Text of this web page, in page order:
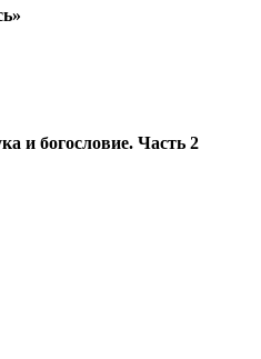
и богословие. Часть 2